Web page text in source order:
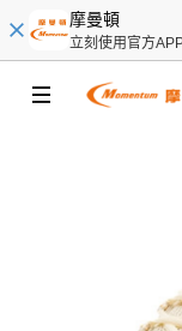
摩曼頓
立刻使用官方